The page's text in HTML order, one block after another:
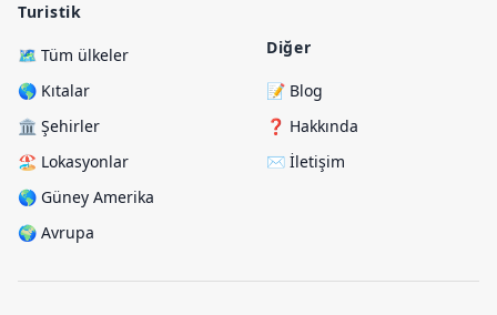
Turistik
🗺️ Tüm ülkeler
🌎 Kıtalar
🏛️ Şehirler
🏖️ Lokasyonlar
🌎 Güney Amerika
🌍 Avrupa
Diğer
📝 Blog
❓ Hakkında
✉️ İletişim